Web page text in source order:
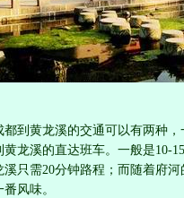
到黄龙溪的交通可以有两种
龙溪的直达班车。一般是10-
只需20分钟路程；而随着府
风味。